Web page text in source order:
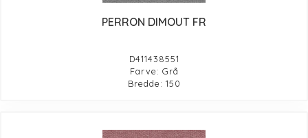
PERRON DIMOUT FR
D411438551
Farve: Grå
Bredde: 150